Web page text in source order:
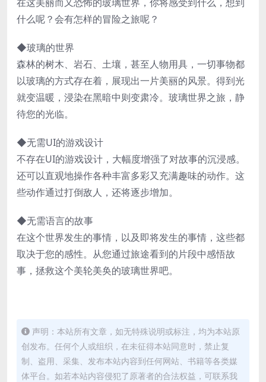
什么呢？会有怎样的冒险之旅呢？
◆玻璃的世界
森林的树木、岩石、土壤，甚至人物用具，一切事物都
以玻璃的方式存在着，展现出一片美丽的风景。得到光
就变温暖，浸染在黑暗中则变肃冷。玻璃世界之旅，静
待您的光临。
◆无需UI的游戏设计
不存在UI的游戏设计，大幅度增强了对故事的沉浸感。
还可以直观地操作各种丰富多彩又充满趣味的动作。这
些动作通过打倒敌人，还将逐步增加。
◆无需语言的故事
在这个世界发生的事情，以及即将发生的事情，这些都
取决于您的感性。从您通过旅途看到的片段中感悟故
事，拯救这个美轮美奂的玻璃世界吧。
声明：本站所有文章，如无特殊说明或标注，均为本站原
创发布。任何个人或组织，在未征得本站同意时，禁止复
制、盗用、采集、发布本站内容到任何网站、书籍等各类媒
体平台。如若本站内容侵犯了原著者的合法权益，可联系我